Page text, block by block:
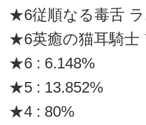
★6従順なる毒舌
★6英癒の猫耳騎士
★6 : 6.148%
★5 : 13.852%
★4 : 80%